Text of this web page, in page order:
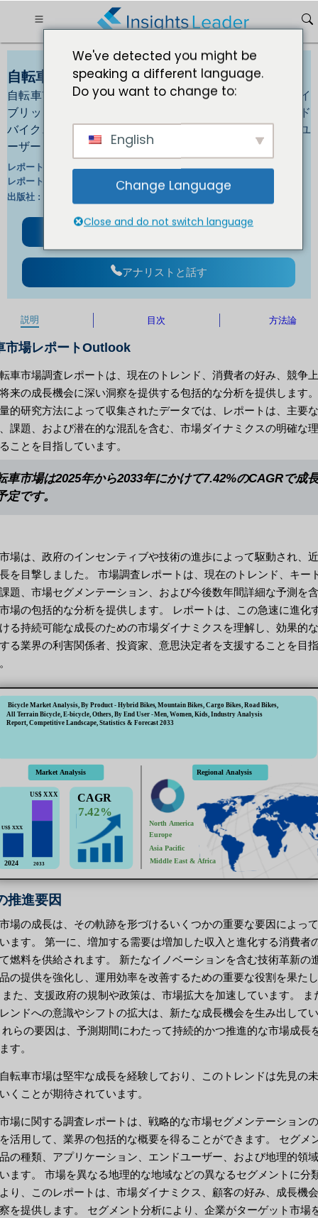
自転車市場2033 へ 7.42% の CAGR の期待
自転車市場規模、トレンド、および製品別成長機会 - ハイ
ブリッドバイク、マウンテンバイク、貨物バイク、ロード
バイク、すべての地勢自転車、E自転車、その他 - エンドユ
ーザー - 男性、女性、子供
レポートID : IL_2855 |トップページ
レポート言語: 英/日/仏/独 |
出版社 : フォーマット ：
無料サンプルをダウンロード
アナリストと話す
説明 目次 方法論
市場レポートOutlook
車市場調査レポートは、現在のトレンド、消費者の好み、競争
来の成長機会に深い洞察を提供する包括的な分析を提供します
的研究方法によって収集されたデータでは、レポートは、主要
課題、および潜在的な混乱を含む、市場ダイナミクスの明確な
ことを目指しています。
車市場は2025年から2033年にかけて7.42%のCAGRで成
定です。
場は、政府のインセンティブや技術の進歩によって駆動され、
を目撃しました。 市場調査レポートは、現在のトレンド、キー
題、市場セグメンテーション、および今後数年間詳細な予測を
場の包括的な分析を提供します。 レポートは、この急速に進化
る持続可能な成長のための市場ダイナミクスを理解し、効果的
る業界の利害関係者、投資家、意思決定者を支援することを目
推進要因
場の成長は、その軌跡を形づけるいくつかの重要な要因によっ
ます。 第一に、増加する需要は増加した収入と進化する消費者
燃料を供給されます。 新たなイノベーションを含む技術革新の
の提供を強化し、運用効率を改善するための重要な役割を果た
た、支援政府の規制や政策は、市場拡大を加速しています。 ま
ンドへの意識やシフトの拡大は、新たな成長機会を生み出して
らの要因は、予測期間にわたって持続的かつ推進的な市場成長
す。
転車市場は堅牢な成長を経験しており、このトレンドは先見の
くことが期待されています。
場に関する調査レポートは、戦略的な市場セグメンテーション
活用して、業界の包括的な概要を得ることができます。 セグメ
の種類、アプリケーション、エンドユーザー、および地理的領
ます。 市場を異なる地理的な地域などの異なるセグメントに分
り、このレポートは、市場ダイナミクス、顧客の好み、成長機
を提供します。 セグメント分析により、企業がターゲット市場
We've detected you might be
speaking a different language.
Do you want to change to:
English
Change Language
Close and do not switch language